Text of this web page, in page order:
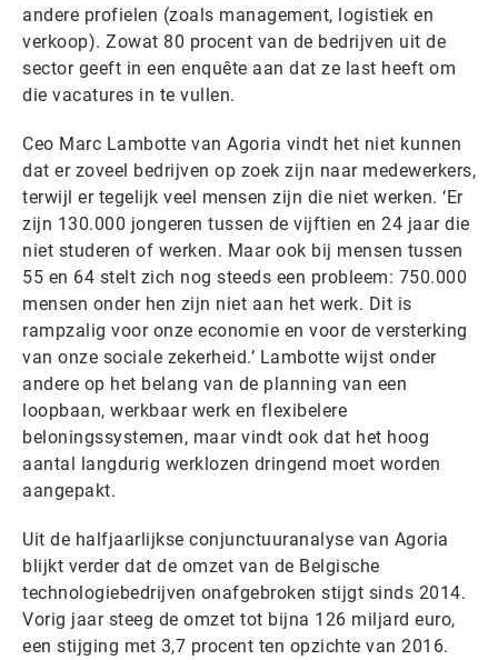
andere profielen (zoals management, logistiek en
verkoop). Zowat 80 procent van de bedrijven uit de
sector geeft in een enquête aan dat ze last heeft om
die vacatures in te vullen.
Ceo Marc Lambotte van Agoria vindt het niet kunnen
dat er zoveel bedrijven op zoek zijn naar medewerkers,
terwijl er tegelijk veel mensen zijn die niet werken. ‘Er
zijn 130.000 jongeren tussen de vijftien en 24 jaar die
niet studeren of werken. Maar ook bij mensen tussen
55 en 64 stelt zich nog steeds een probleem: 750.000
mensen onder hen zijn niet aan het werk. Dit is
rampzalig voor onze economie en voor de versterking
van onze sociale zekerheid.’ Lambotte wijst onder
andere op het belang van de planning van een
loopbaan, werkbaar werk en flexibelere
beloningssystemen, maar vindt ook dat het hoog
aantal langdurig werklozen dringend moet worden
aangepakt.
Uit de halfjaarlijkse conjunctuuranalyse van Agoria
blijkt verder dat de omzet van de Belgische
technologiebedrijven onafgebroken stijgt sinds 2014.
Vorig jaar steeg de omzet tot bijna 126 miljard euro,
een stijging met 3,7 procent ten opzichte van 2016.